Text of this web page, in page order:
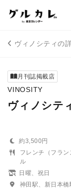
ヴィノシティの
月刊誌掲載店
VINOSITY
ヴィノシテ
約3,500円
フレンチ（フラ
ル
日曜、祝日
神田駅、新日本